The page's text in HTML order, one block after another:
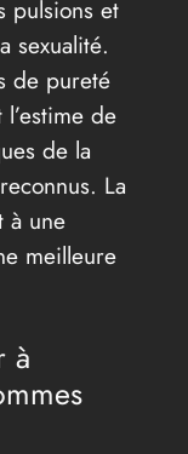
pulsions et
sexualité.
de pureté
de
de la
La
à une
meilleure
à